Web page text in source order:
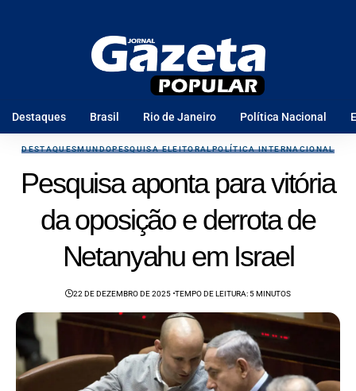
Destaques Brasil Rio de Janeiro Política Nacional
DESTAQUESMUNDOPESQUISA ELEITORALPOLÍTICA INTERNACIONAL
Pesquisa aponta para vitória
da oposição e derrota de
Netanyahu em Israel
22 DE DEZEMBRO DE 2025 TEMPO DE LEITURA: 5 MINUTOS